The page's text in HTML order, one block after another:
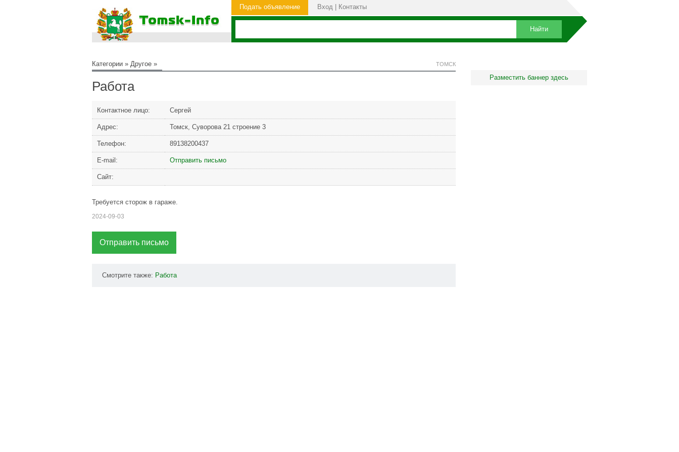
Подать объявление Вход Контакты
Категории » Другое » ТОМСК
Работа
Контактное лицо: Сергей
Адрес: Томск, Суворова 21 строение 3
Телефон: 89138200437
Е-mail: Отправить письмо
Сайт:
Требуется сторож в гараже.
2024-09-03
Отправить письмо
Смотрите также: Работа
Разместить баннер здесь